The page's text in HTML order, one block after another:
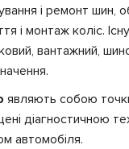
і ремонт шин,
і монтаж коліс.
вантажний,
являють собою
діагностичною
автомобіля.